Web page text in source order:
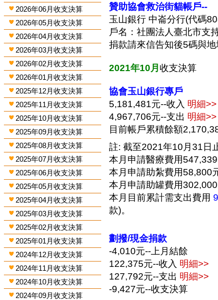
2026年06月收支決算
2026年05月收支決算
2026年04月收支決算
2026年03月收支決算
2026年02月收支決算
2026年01月收支決算
2025年12月收支決算
2025年11月收支決算
2025年10月收支決算
2025年09月收支決算
2025年08月收支決算
2025年07月收支決算
2025年06月收支決算
2025年05月收支決算
2025年04月收支決算
2025年03月收支決算
2025年02月收支決算
2025年01月收支決算
2024年12月收支決算
2024年11月收支決算
2024年10月收支決算
2024年09月收支決算
贊助協會救治街貓帳戶--
玉山銀行 中崙分行(代碼
戶名：社團法人臺北市支
捐款請來信告知後5碼與
2021年10月收支決算
協會玉山銀行專戶
5,181,481元--收入 明細>>
4,967,706元--支出 明細>>
目前帳戶累積餘額
註: 截至2021年10月31日
本月申請醫療費用
本月申請助紮費用58,800
本月申請助罐費用
本月目前累計需支出費用
款)。
劃撥/現金捐款
-4,010元--上月結餘
122,375元--收入 明細>>
127,792元--支出 明細>>
-9,427元--收支決算